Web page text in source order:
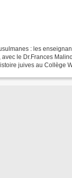
: les
le Dr.Frances
juives au Collège